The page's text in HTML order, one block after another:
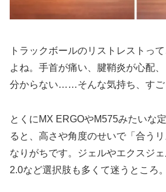
トラックボールのリストレストっ
よね。手首が痛い、腱鞘炎が心配
分からない……そんな気持ち、すご
とくにMX ERGOやM575みたいな
ると、高さや角度のせいで「合う
なりがちです。ジェルやエクスジ
2.0など選択肢も多くて迷うところ。